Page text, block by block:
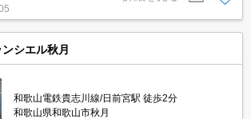
シエル秋月
和歌山電鉄貴志川線/日前宮駅 徒歩2分
和歌山県和歌山市秋月